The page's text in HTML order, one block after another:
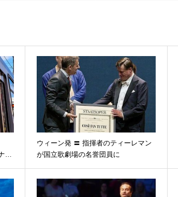
…
ウィーン発 〓 指揮者のティーレマン
が国立歌劇場の名誉団員に